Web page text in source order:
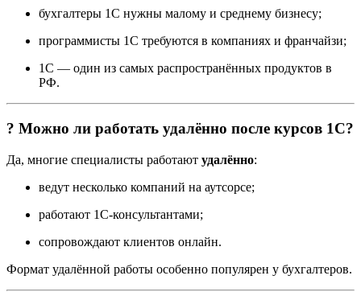
бухгалтеры 1С нужны малому и среднему бизнесу;
программисты 1С требуются в компаниях и франчайзи;
1С — один из самых распространённых продуктов в
РФ.
? Можно ли работать удалённо после курсов 1С?
Да, многие специалисты работают удалённо:
ведут несколько компаний на аутсорсе;
работают 1С-консультантами;
сопровождают клиентов онлайн.
Формат удалённой работы особенно популярен у бухгалтеров.